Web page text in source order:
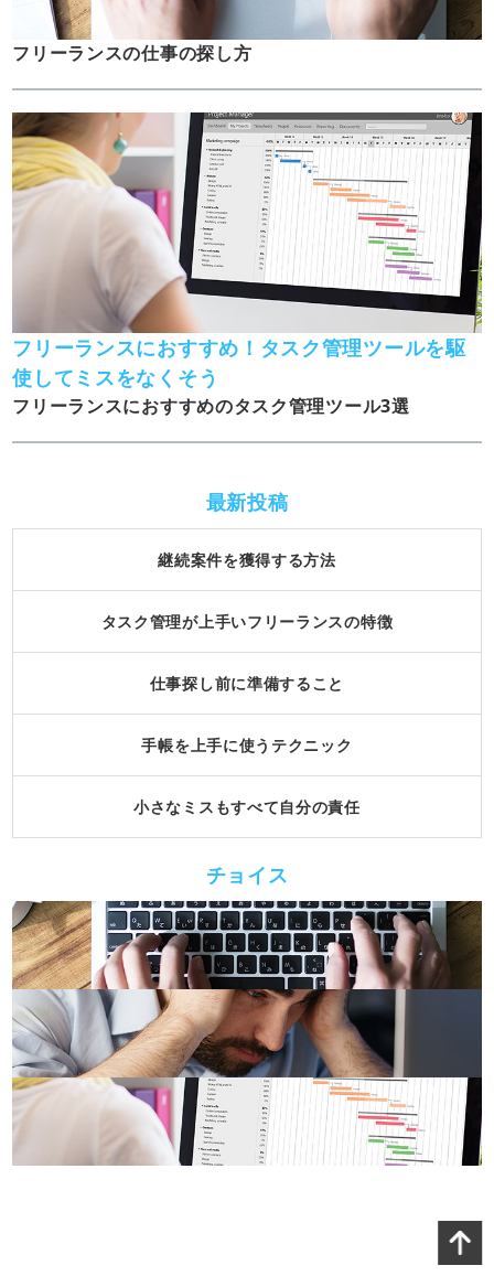
フリーランスの仕事の探し方
フリーランスにおすすめ！タスク管理ツールを駆
使してミスをなくそう
フリーランスにおすすめのタスク管理ツール3選
最新投稿
継続案件を獲得する方法
タスク管理が上手いフリーランスの特徴
仕事探し前に準備すること
手帳を上手に使うテクニック
小さなミスもすべて自分の責任
チョイス